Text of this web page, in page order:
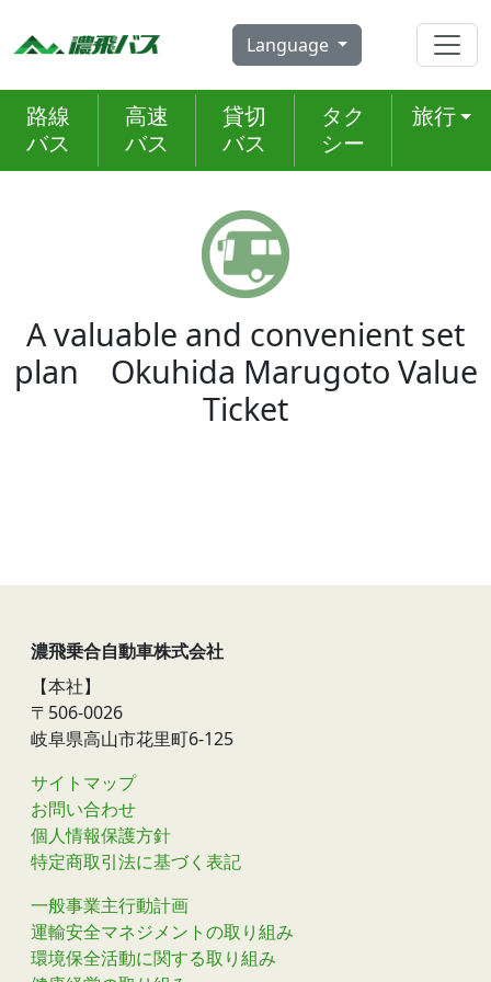
Language
路線
バス
高速
バス
貸切
バス
タク
シー
旅行
A valuable and convenient set
plan Okuhida Marugoto Value
Ticket
濃飛乗合自動車株式会社
【本社】
〒506-0026
岐阜県高山市花里町6-125
サイトマップ
お問い合わせ
個人情報保護方針
特定商取引法に基づく表記
一般事業主行動計画
運輸安全マネジメントの取り組み
環境保全活動に関する取り組み